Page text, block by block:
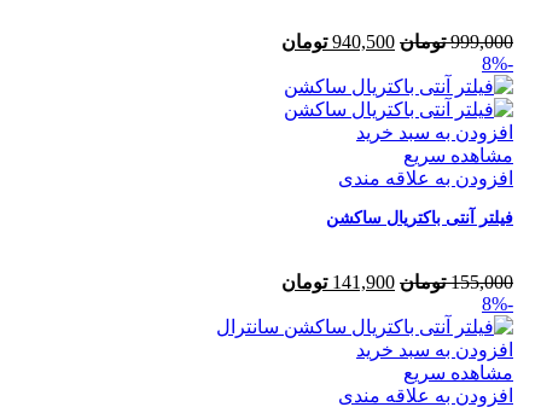
999,000 تومان 940,500 تومان
-8%
افزودن به سبد خرید
مشاهده سریع
افزودن به علاقه مندی
فیلتر آنتی باکتریال ساکشن
155,000 تومان 141,900 تومان
-8%
افزودن به سبد خرید
مشاهده سریع
افزودن به علاقه مندی